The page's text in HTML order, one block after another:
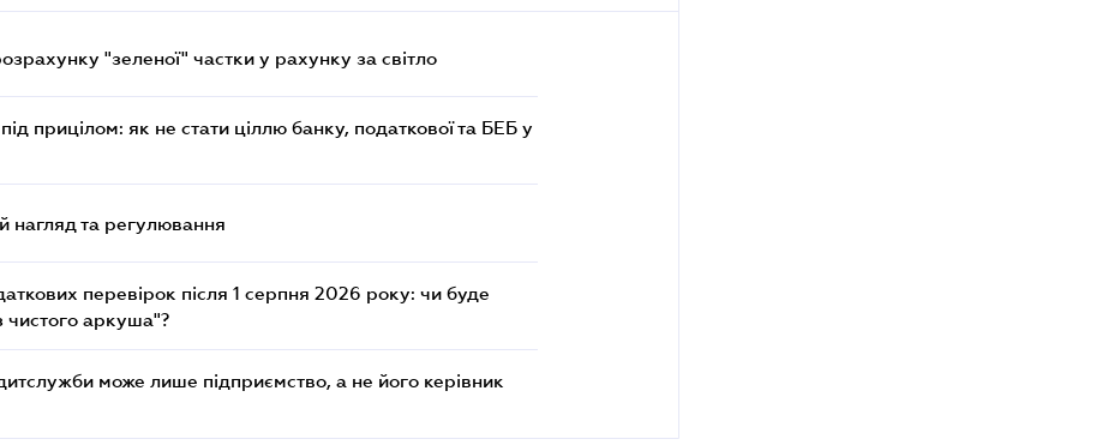
"зеленої" частки у рахунку за світло
прицілом: як не стати ціллю банку, податкової та БЕБ у
нагляд та регулювання
перевірок після 1 серпня 2026 року: чи буде
чистого аркуша"?
може лише підприємство, а не його керівник